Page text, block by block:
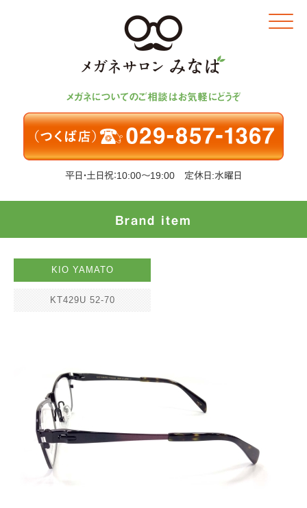
メガネについてのご相談はお気軽にどうぞ
平日・土日祝：10:00～19:00 定休日:水曜日
Click
Brand item
KIO YAMATO
KT429U 52-70